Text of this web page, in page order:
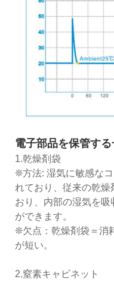
電子部品を保管す
1.乾燥剤袋
❊方法: 湿気に敏感な
れており、従来の乾
おり、内部の湿気を吸
ができます。
❊欠点：乾燥剤袋＝消
が短い。
2.窒素キャビネット